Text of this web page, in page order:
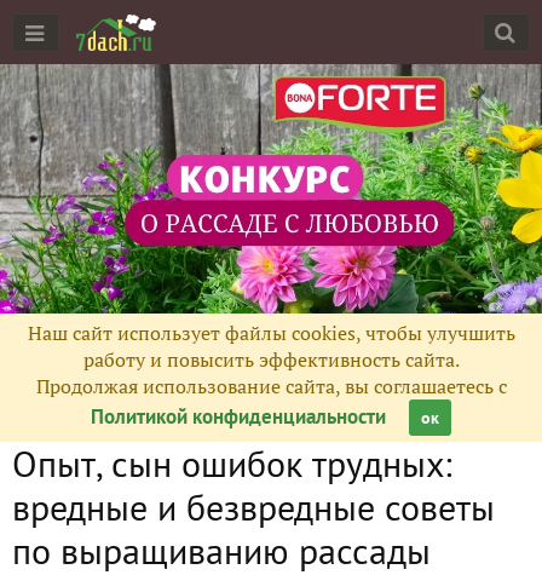
Наш сайт использует файлы cookies, чтобы улучшить
работу и повысить эффективность сайта.
Продолжая использование сайта, вы соглашаетесь с
Политикой конфиденциальности
ок
Опыт, сын ошибок трудных:
вредные и безвредные советы
по выращиванию рассады